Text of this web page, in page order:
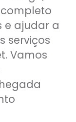
e ajudar a
serviços
Vamos